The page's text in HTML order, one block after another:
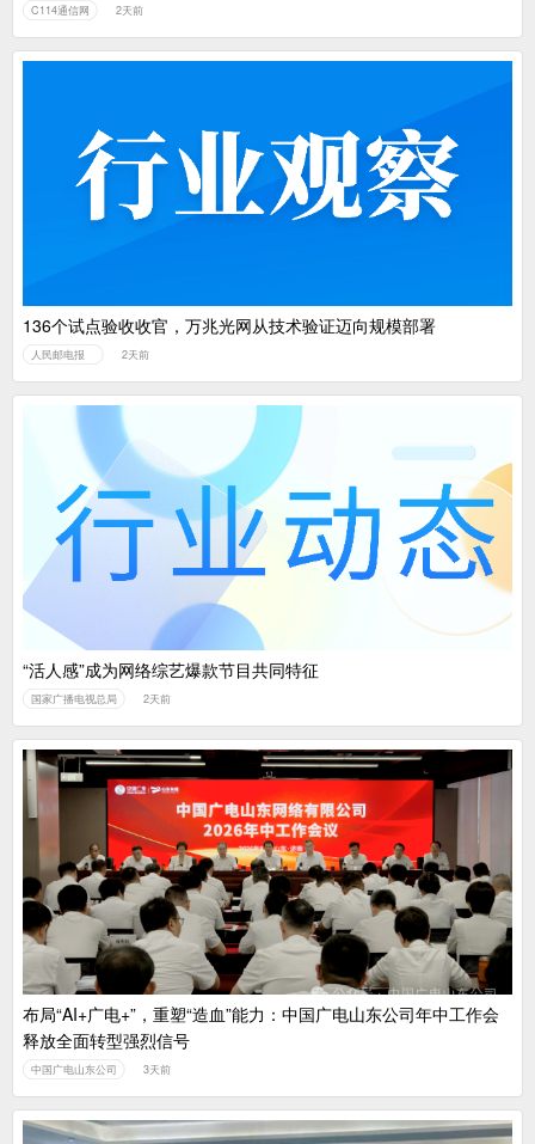
C114通信网 2天前
136个试点验收收官，万兆光网从技术验证迈向规模部署
人民邮电报 2天前
“活人感”成为网络综艺爆款节目共同特征
国家广播电视总局 2天前
布局“AI+广电+”，重塑“造血”能力：中国广电山东公司年中工作会
释放全面转型强烈信号
中国广电山东公司 3天前